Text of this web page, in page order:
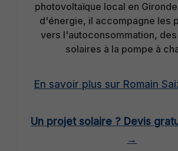
photovoltaïque local en
d'énergie, il accompagne les
vers l'autoconsommation, des
solaires à la pompe à
En savoir plus sur Romain
Un projet solaire ? Devis
→